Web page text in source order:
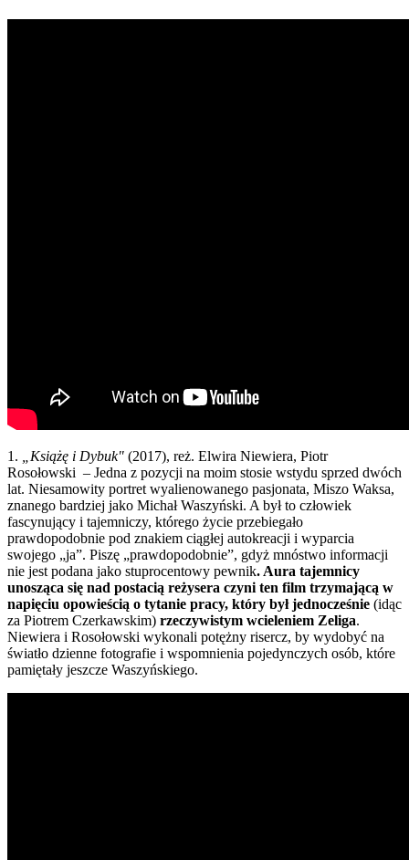
1. „Książę i Dybuk" (2017), reż. Elwira Niewiera, Piotr
Rosołowski – Jedna z pozycji na moim stosie wstydu sprzed dwóch
lat. Niesamowity portret wyalienowanego pasjonata, Miszo Waksa,
znanego bardziej jako Michał Waszyński. A był to człowiek
fascynujący i tajemniczy, którego życie przebiegało
prawdopodobnie pod znakiem ciągłej autokreacji i wyparcia
swojego „ja”. Piszę „prawdopodobnie”, gdyż mnóstwo informacji
nie jest podana jako stuprocentowy pewnik. Aura tajemnicy
unosząca się nad postacią reżysera czyni ten film trzymającą w
napięciu opowieścią o tytanie pracy, który był jednocześnie (idąc
za Piotrem Czerkawskim) rzeczywistym wcieleniem Zeliga.
Niewiera i Rosołowski wykonali potężny risercz, by wydobyć na
światło dzienne fotografie i wspomnienia pojedynczych osób, które
pamiętały jeszcze Waszyńskiego.